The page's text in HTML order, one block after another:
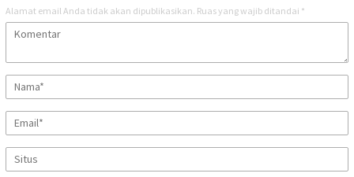
Alamat email Anda tidak akan dipublikasikan. Ruas yang wajib ditandai *